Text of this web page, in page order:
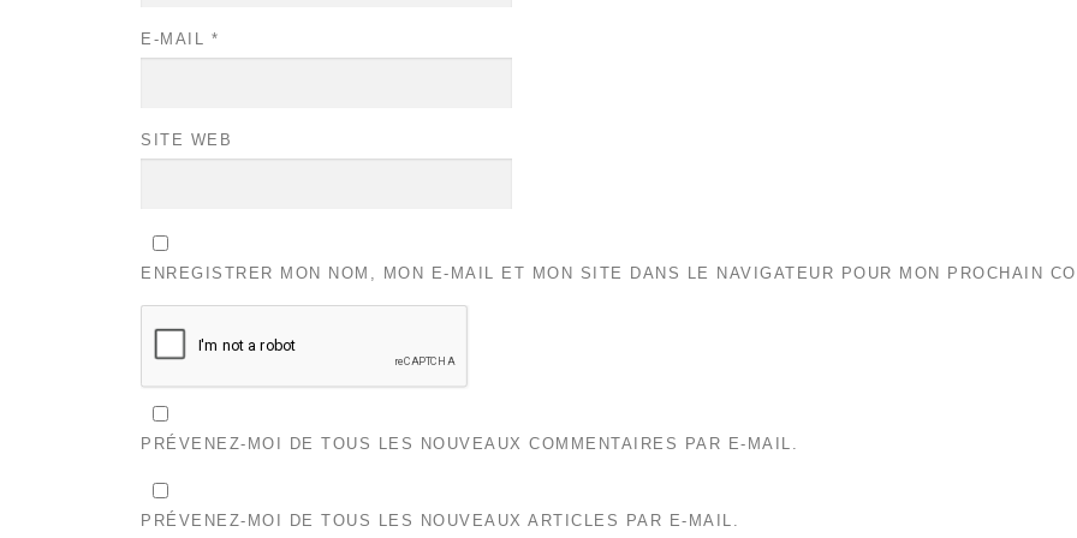
E-MAIL *
SITE WEB
ENREGISTRER MON NOM, MON E-MAIL ET MON SITE DANS LE NAVIGATEUR POUR MON PROCHAIN
PRÉVENEZ-MOI DE TOUS LES NOUVEAUX COMMENTAIRES PAR E-MAIL.
PRÉVENEZ-MOI DE TOUS LES NOUVEAUX ARTICLES PAR E-MAIL.